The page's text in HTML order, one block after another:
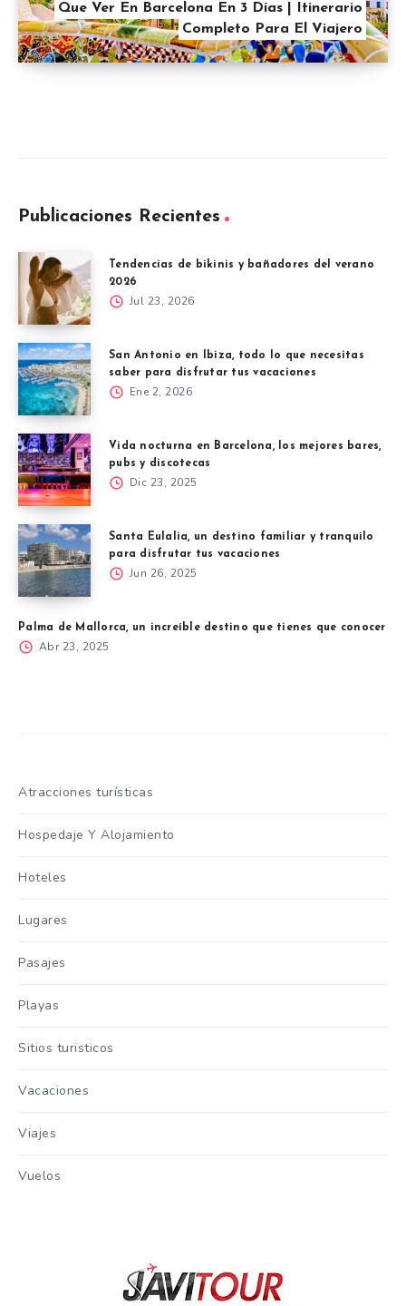
Que Ver En Barcelona En 3 Días | Itinerario
Completo Para El Viajero
Publicaciones Recientes
Tendencias de bikinis y bañadores del verano
2026
Jul 23, 2026
San Antonio en Ibiza, todo lo que necesitas
saber para disfrutar tus vacaciones
Ene 2, 2026
Vida nocturna en Barcelona, los mejores bares,
pubs y discotecas
Dic 23, 2025
Santa Eulalia, un destino familiar y tranquilo
para disfrutar tus vacaciones
Jun 26, 2025
Palma de Mallorca, un increíble destino que tienes que conocer
Abr 23, 2025
Atracciones turísticas
Hospedaje Y Alojamiento
Hoteles
Lugares
Pasajes
Playas
Sitios turisticos
Vacaciones
Viajes
Vuelos